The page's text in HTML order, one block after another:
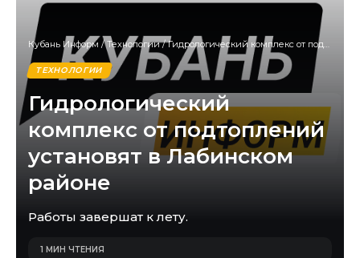
Кубань Информ /Технологии/Гидрологический комплекс от подтоплений установят в Лабинском районе
ТЕХНОЛОГИИ
Гидрологический
комплекс от подтоплений
установят в Лабинском
районе
Работы завершат к лету.
1 МИН ЧТЕНИЯ